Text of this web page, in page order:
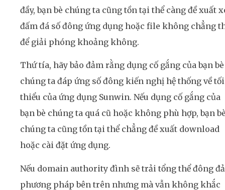
đầy, bạn bè chúng ta cũng tồn tại thể càng đề xuất
đấm đá số đông ứng dụng hoặc file không chẳng
để giải phóng khoảng không.
Thứ tía, hãy bảo đảm rằng dụng cố gắng của bạn bè
chúng ta đáp ứng số đông kiến nghị hệ thống về tối
thiểu của ứng dụng Sunwin. Nếu dụng cố gắng của
bạn bè chúng ta quá cũ hoặc không phù hợp, bạn
chúng ta cũng tồn tại thể chẳng đề xuất download
hoặc cài đặt ứng dụng.
Nếu domain authority đình sẽ trải tổng thể đông
phương pháp bên trên nhưng mà vẫn không khắc